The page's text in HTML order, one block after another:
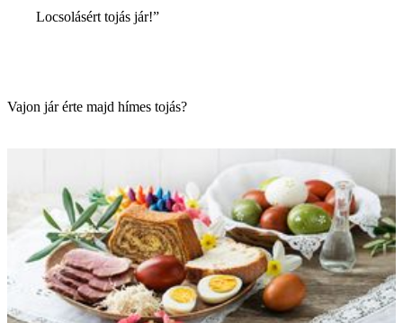
Locsolásért tojás jár!”
Vajon jár érte majd hímes tojás?